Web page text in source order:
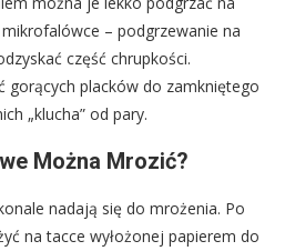
– podgrzewanie na
część chrupkości.
gorących placków do zamkniętego
„klucha” od pary.
Można Mrozić?
nadają się do mrożenia. Po
na tacce wyłożonej papierem do